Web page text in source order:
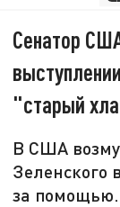
Сенатор
"старый
В США
Зеленского
за помощью.